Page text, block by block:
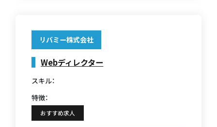
リバミー株式会社
Webディレクター
スキル：
特徴：
おすすめ求人